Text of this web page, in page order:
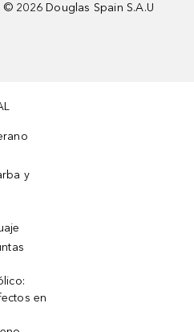
© 2026 Douglas Spain S.A.U
y
en